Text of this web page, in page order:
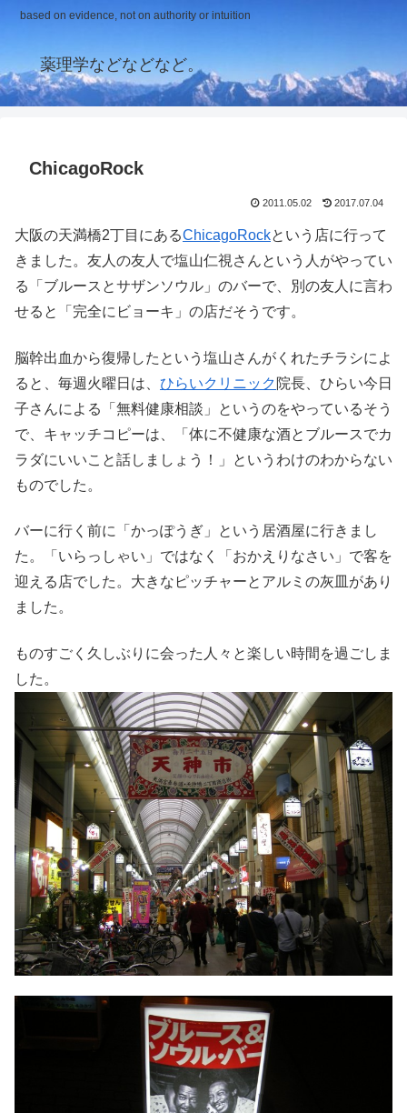
based on evidence, not on authority or intuition
薬理学などなどなど。
ChicagoRock
2011.05.02 2017.07.04
大阪の天満橋2丁目にあるChicagoRockという店に行って
きました。友人の友人で塩山仁視さんという人がやってい
る「ブルースとサザンソウル」のバーで、別の友人に言わ
せると「完全にビョーキ」の店だそうです。
脳幹出血から復帰したという塩山さんがくれたチラシによ
ると、毎週火曜日は、 ひらいクリニック 院長、ひらい今日
子さんによる「無料健康相談」というのをやっているそう
で、キャッチコピーは、「体に不健康な酒とブルースでカ
ラダにいいこと話しましょう！」というわけのわからない
ものでした。
バーに行く前に「かっぽうぎ」という居酒屋に行きまし
た。「いらっしゃい」ではなく「おかえりなさい」で客を
迎える店でした。大きなピッチャーとアルミの灰皿があり
ました。
ものすごく久しぶりに会った人々と楽しい時間を過ごしま
した。